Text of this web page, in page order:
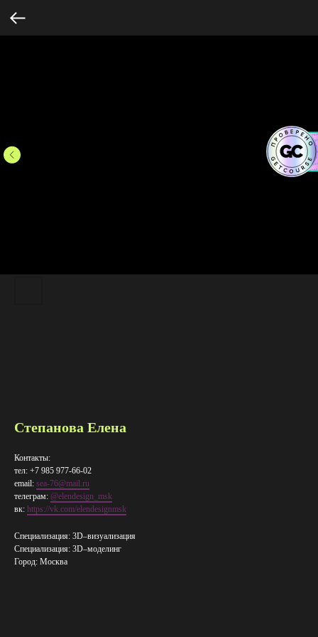
Степанова Елена
Контакты:
тел: +7 985 977-66-02
email: sea-76@mail.ru
телеграм: @elendesign_msk
вк: https://vk.com/elendesignmsk
Специализация: 3D–визуализация
Специализация: 3D–​моделинг
Город: Москва